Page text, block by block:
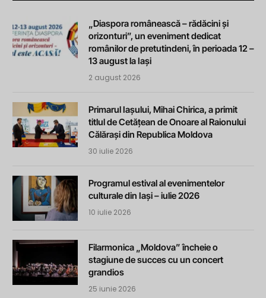
„Diaspora românească – rădăcini și
orizonturi”, un eveniment dedicat
românilor de pretutindeni, în perioada 12 –
13 august la Iași
2 august 2026
Primarul Iașului, Mihai Chirica, a primit
titlul de Cetățean de Onoare al Raionului
Călărași din Republica Moldova
30 iulie 2026
Programul estival al evenimentelor
culturale din Iași – iulie 2026
10 iulie 2026
Filarmonica „Moldova” încheie o
stagiune de succes cu un concert
grandios
25 iunie 2026